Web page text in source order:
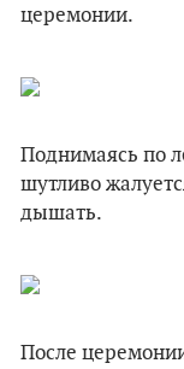
церемонии.
Поднимаясь по
шутливо
дышать.
После